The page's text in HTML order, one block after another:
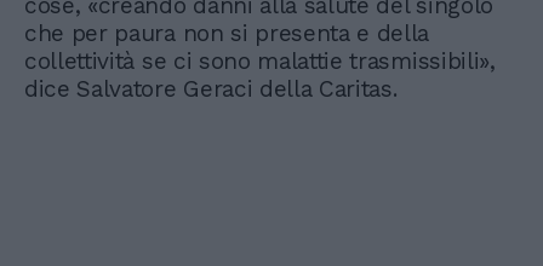
cose, «creando danni alla salute del singolo
che per paura non si presenta e della
collettività se ci sono malattie trasmissibili»,
dice Salvatore Geraci della Caritas.